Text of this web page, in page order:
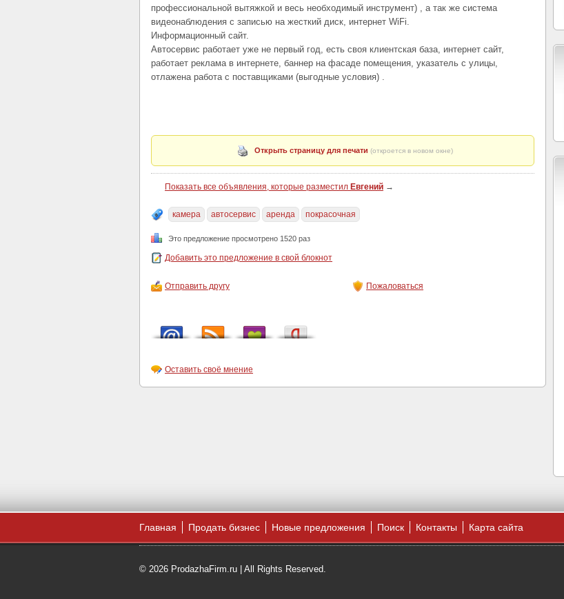
профессиональной вытяжкой и весь необходимый инструмент) , а так же система
видеонаблюдения с записью на жесткий диск, интернет WiFi.
Информационный сайт.
Автосервис работает уже не первый год, есть своя клиентская база, интернет сайт,
работает реклама в интернете, баннер на фасаде помещения, указатель с улицы,
отлажена работа с поставщиками (выгодные условия) .
Открыть страницу для печати (откроется в новом окне)
Показать все объявления, которые разместил Евгений →
камера автосервис аренда покрасочная
Это предложение просмотрено 1520 раз
Добавить это предложение в свой блокнот
Отправить другу Пожаловаться
Оставить своё мнение
Главная Продать бизнес Новые предложения Поиск Контакты Карта сайта
© 2026 ProdazhaFirm.ru | All Rights Reserved.